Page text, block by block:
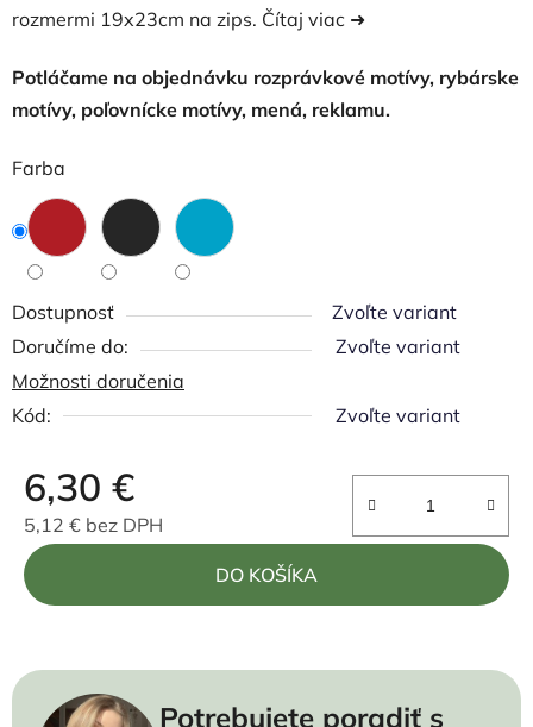
rozmermi 19x23cm na zips. Čítaj viac ➜
Potláčame na objednávku rozprávkové motívy, rybárske
motívy, poľovnícke motívy, mená, reklamu.
Farba
Dostupnosť
Zvoľte variant
Zvoľte variant
Možnosti doručenia
Kód:
Zvoľte variant
6,30 €
5,12 € bez DPH
Jednotková cena:
DO KOŠÍKA
Potrebujete poradiť s